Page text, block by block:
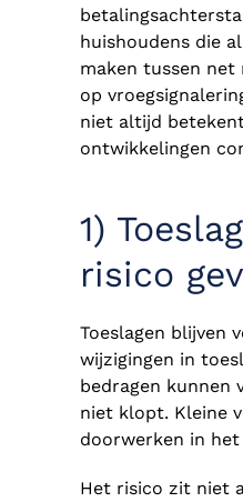
huishoudens die
maken tussen net
op
niet altijd
ontwikkelingen
1)
risico
Toeslagen blijven
wijzigingen in
bedragen kunnen
niet klopt. Kleine
doorwerken in
Het risico zit niet